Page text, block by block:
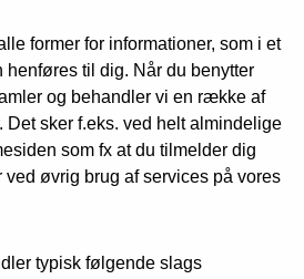
former for informationer, som i et
henføres til dig. Når du benytter
og behandler vi en række af
Det sker f.eks. ved helt almindelige
som fx at du tilmelder dig
øvrig brug af services på vores
typisk følgende slags